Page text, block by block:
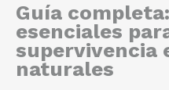
Guía
esenciales
supervivencia
naturales